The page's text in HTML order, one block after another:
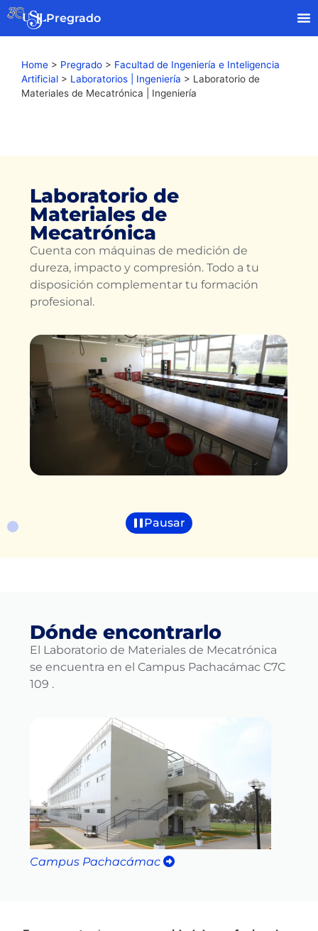
Pregrado
Home > Pregrado > Facultad de Ingeniería e Inteligencia
Artificial > Laboratorios | Ingeniería > Laboratorio de
Materiales de Mecatrónica | Ingeniería
Laboratorio de
Materiales de
Mecatrónica
Cuenta con máquinas de medición de
dureza, impacto y compresión. Todo a tu
disposición complementar tu formación
profesional.
Pausar
Dónde encontrarlo
El Laboratorio de Materiales de Mecatrónica
se encuentra en el Campus Pachacámac C7C
109 .
Campus Pachacámac